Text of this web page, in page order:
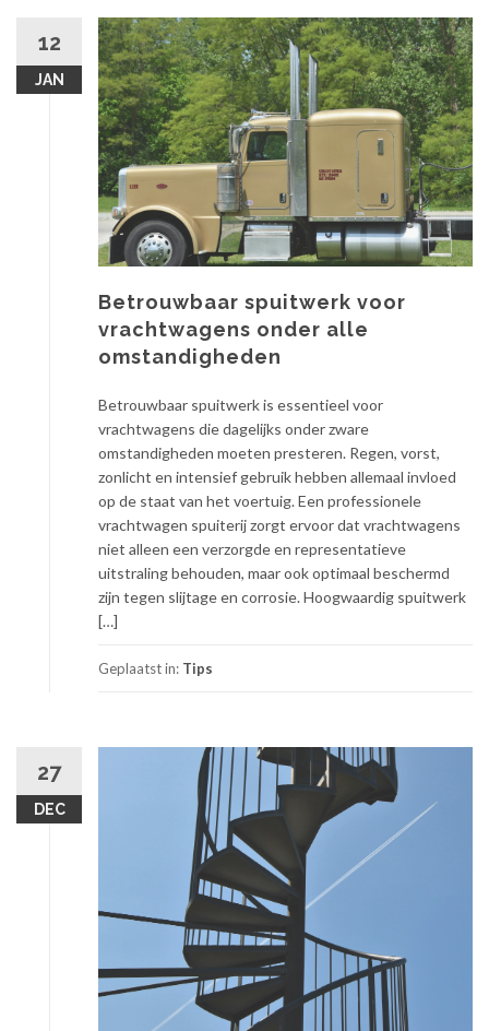
12
JAN
Betrouwbaar spuitwerk voor
vrachtwagens onder alle
omstandigheden
Betrouwbaar spuitwerk is essentieel voor
vrachtwagens die dagelijks onder zware
omstandigheden moeten presteren. Regen, vorst,
zonlicht en intensief gebruik hebben allemaal invloed
op de staat van het voertuig. Een professionele
vrachtwagen spuiterij zorgt ervoor dat vrachtwagens
niet alleen een verzorgde en representatieve
uitstraling behouden, maar ook optimaal beschermd
zijn tegen slijtage en corrosie. Hoogwaardig spuitwerk
[…]
Geplaatst in: Tips
27
DEC